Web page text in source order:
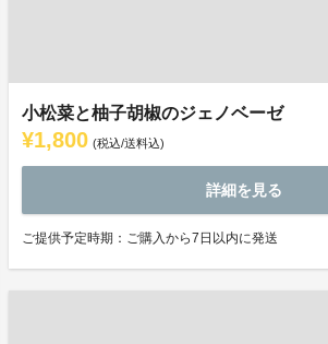
小松菜と柚子胡椒のジェノベーゼ
¥1,800 (税込/送料込)
詳細を見る
ご提供予定時期：ご購入から7日以内に発送